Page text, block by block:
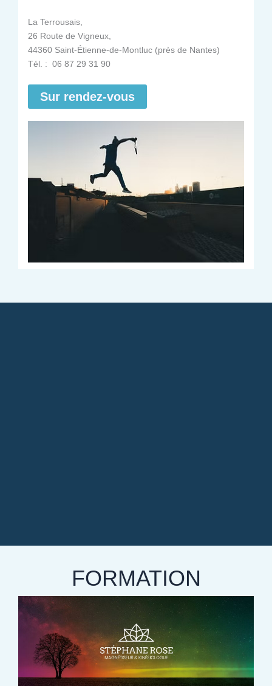
La Terrousais,
26 Route de Vigneux,
44360 Saint-Étienne-de-Montluc (près de Nantes)
Tél. : 06 87 29 31 90
Sur rendez-vous
FORMATION